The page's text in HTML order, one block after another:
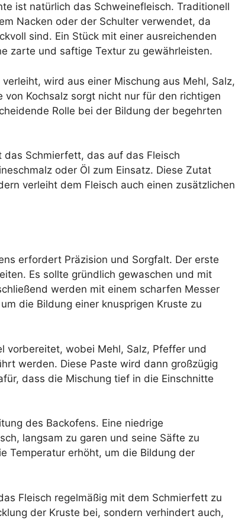
ist natürlich das Schweinefleisch. Traditionell
Nacken oder der Schulter verwendet, da
sind. Ein Stück mit einer ausreichenden
zarte und saftige Textur zu gewährleisten.
wird aus einer Mischung aus Mehl, Salz,
Kochsalz sorgt nicht nur für den richtigen
Rolle bei der Bildung der begehrten
Schmierfett, das auf das Fleisch
oder Öl zum Einsatz. Diese Zutat
verleiht dem Fleisch auch einen zusätzlichen
erfordert Präzision und Sorgfalt. Der erste
Es sollte gründlich gewaschen und mit
werden mit einem scharfen Messer
die Bildung einer knusprigen Kruste zu
vorbereitet, wobei Mehl, Salz, Pfeffer und
werden. Diese Paste wird dann großzügig
dass die Mischung tief in die Einschnitte
des Backofens. Eine niedrige
langsam zu garen und seine Säfte zu
Temperatur erhöht, um die Bildung der
Fleisch regelmäßig mit dem Schmierfett zu
der Kruste bei, sondern verhindert auch,